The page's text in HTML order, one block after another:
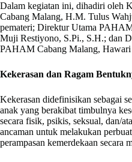
Dalam kegiatan ini, dihadiri oleh
Cabang Malang, H.M. Tulus
pemateri; Direktur Utama
Muji Restiyono, S.Pi., S.H.; dan
PAHAM Cabang Malang,
Kekerasan dan Ragam
Kekerasan didefinisikan sebagai
anak yang berakibat timbulnya
secara fisik, psikis, seksual, dan/
ancaman untuk melakukan
perampasan kemerdekaan secara